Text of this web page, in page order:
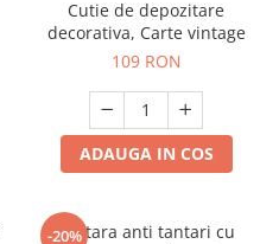
Cutie de depozitare
decorativa, Carte vintage
109 RON
ADAUGA IN COS
-20%
Bratara anti tantari cu